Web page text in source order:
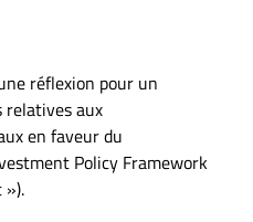
réflexion pour un
relatives aux
en faveur du
Policy Framework
»).